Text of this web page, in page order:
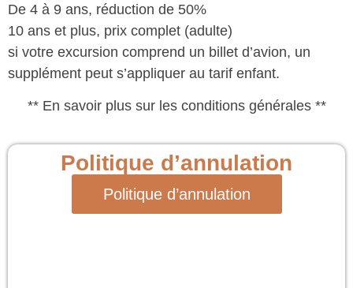
De 4 à 9 ans, réduction de 50%
10 ans et plus, prix complet (adulte)
si votre excursion comprend un billet d’avion, un
supplément peut s’appliquer au tarif enfant.
** En savoir plus sur les conditions générales **
Politique d’annulation
Politique d’annulation